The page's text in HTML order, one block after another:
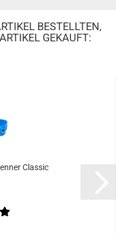
BESTELLTEN,
GEKAUFT:
Classic